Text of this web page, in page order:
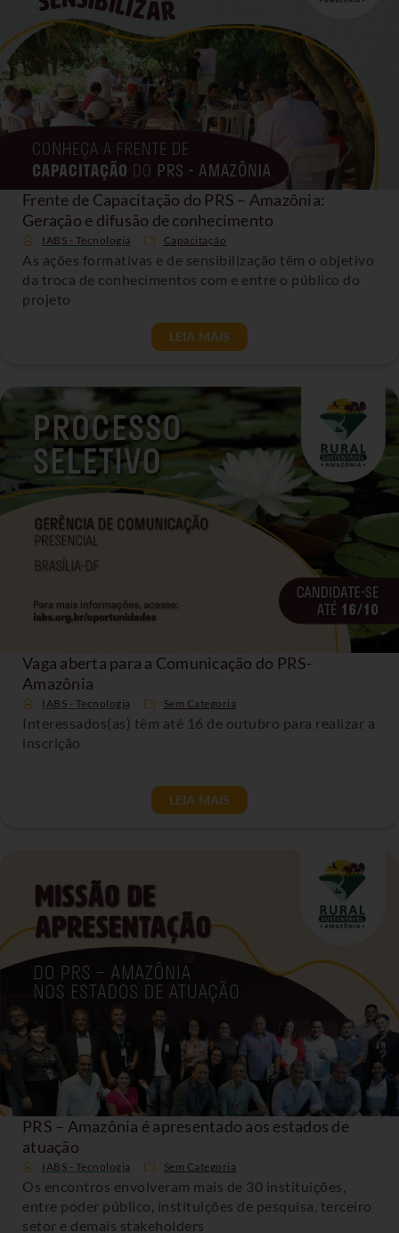
Frente de Capacitação do PRS – Amazônia:
Geração e difusão de conhecimento
IABS - Tecnologia Capacitação
As ações formativas e de sensibilização têm o objetivo
da troca de conhecimentos com e entre o público do
projeto
LEIA MAIS
Vaga aberta para a Comunicação do PRS-
Amazônia
IABS - Tecnologia Sem Categoria
Interessados(as) têm até 16 de outubro para realizar a
inscrição
LEIA MAIS
PRS – Amazônia é apresentado aos estados de
atuação
IABS - Tecnologia Sem Categoria
Os encontros envolveram mais de 30 instituições,
entre poder público, instituições de pesquisa, terceiro
setor e demais stakeholders